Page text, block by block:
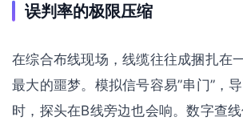
误判率的极限压缩
在综合布线现场，线缆往往成捆扎在
最大的噩梦。模拟信号容易”串门”，
时，探头在B线旁边也会响。数字查